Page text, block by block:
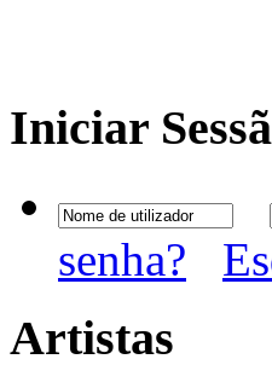
Iniciar
senha?
Artistas